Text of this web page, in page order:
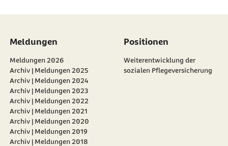
Meldungen
Meldungen 2026
Archiv | Meldungen 2025
Archiv | Meldungen 2024
Archiv | Meldungen 2023
Archiv | Meldungen 2022
Archiv | Meldungen 2021
Archiv | Meldungen 2020
Archiv | Meldungen 2019
Archiv | Meldungen 2018
Positionen
Weiterentwicklung der
sozialen Pflegeversicherung